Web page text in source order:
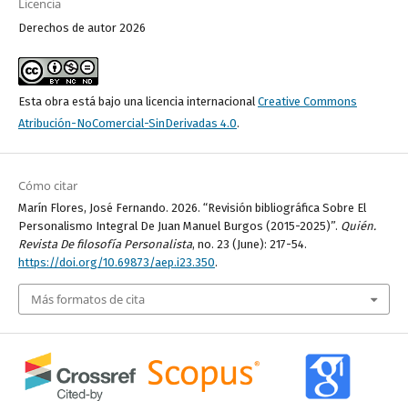
Derechos de autor 2026
Esta obra está bajo una licencia internacional Creative Commons
Atribución-NoComercial-SinDerivadas 4.0.
Cómo citar
Marín Flores, José Fernando. 2026. “Revisión bibliográfica Sobre El
Personalismo Integral De Juan Manuel Burgos (2015-2025)”. Quién.
Revista De filosofía Personalista, no. 23 (June): 217-54.
https://doi.org/10.69873/aep.i23.350.
Más formatos de cita